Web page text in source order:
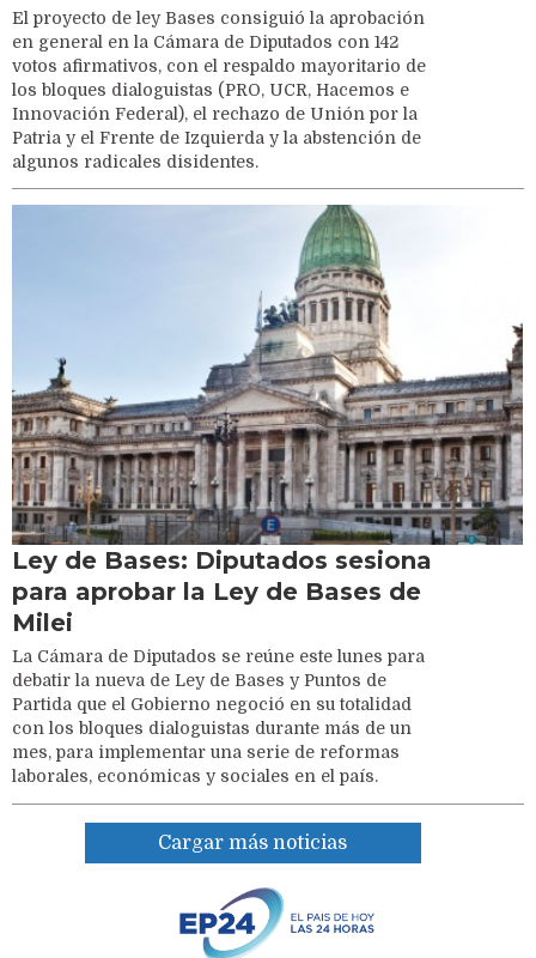
El proyecto de ley Bases consiguió la aprobación
en general en la Cámara de Diputados con 142
votos afirmativos, con el respaldo mayoritario de
los bloques dialoguistas (PRO, UCR, Hacemos e
Innovación Federal), el rechazo de Unión por la
Patria y el Frente de Izquierda y la abstención de
algunos radicales disidentes.
Ley de Bases: Diputados sesiona
para aprobar la Ley de Bases de
Milei
La Cámara de Diputados se reúne este lunes para
debatir la nueva de Ley de Bases y Puntos de
Partida que el Gobierno negoció en su totalidad
con los bloques dialoguistas durante más de un
mes, para implementar una serie de reformas
laborales, económicas y sociales en el país.
Cargar más noticias